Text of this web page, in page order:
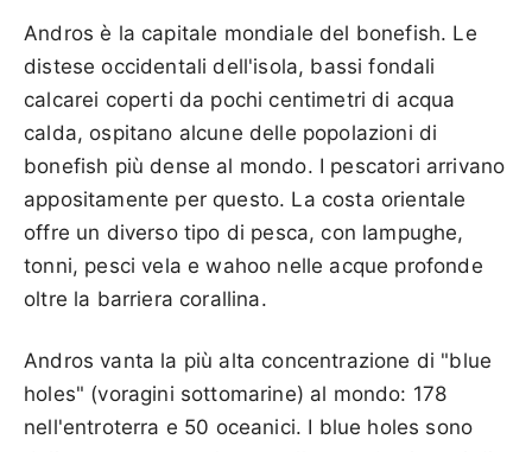
Andros è la capitale mondiale del bonefish. Le
distese occidentali dell'isola, bassi fondali
calcarei coperti da pochi centimetri di acqua
calda, ospitano alcune delle popolazioni di
bonefish più dense al mondo. I pescatori arrivano
appositamente per questo. La costa orientale
offre un diverso tipo di pesca, con lampughe,
tonni, pesci vela e wahoo nelle acque profonde
oltre la barriera corallina.
Andros vanta la più alta concentrazione di "blue
holes" (voragini sottomarine) al mondo: 178
nell'entroterra e 50 oceanici. I blue holes sono